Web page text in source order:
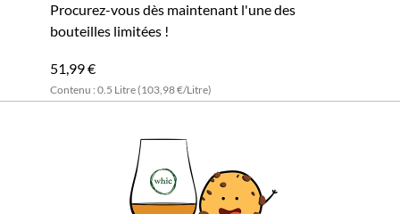
Procurez-vous dès maintenant l'une des
bouteilles limitées !
51,99 €
Contenu : 0.5 Litre (103,98 €/Litre)
Ajouter au panier